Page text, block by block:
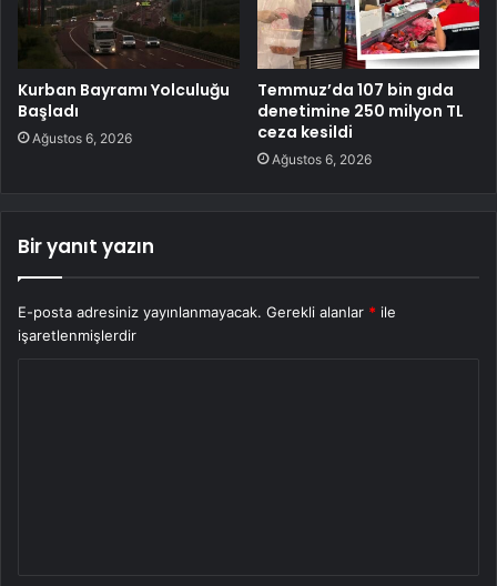
Kurban Bayramı Yolculuğu
Başladı
Ağustos 6, 2026
Temmuz’da 107 bin gıda
denetimine 250 milyon TL
ceza kesildi
Ağustos 6, 2026
Bir yanıt yazın
E-posta adresiniz yayınlanmayacak. Gerekli alanlar * ile
işaretlenmişlerdir